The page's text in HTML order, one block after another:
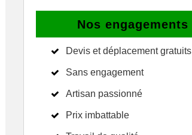
Nos engagements
Devis et déplacement gratuits
Sans engagement
Artisan passionné
Prix imbattable